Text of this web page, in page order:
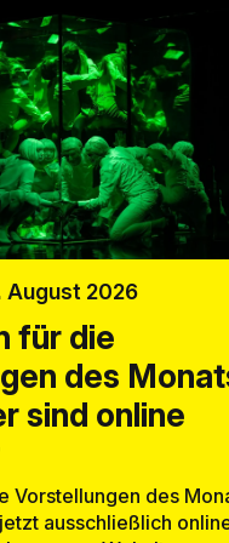
August 2026
für die
des
sind online
Vorstellungen des
ausschließlich